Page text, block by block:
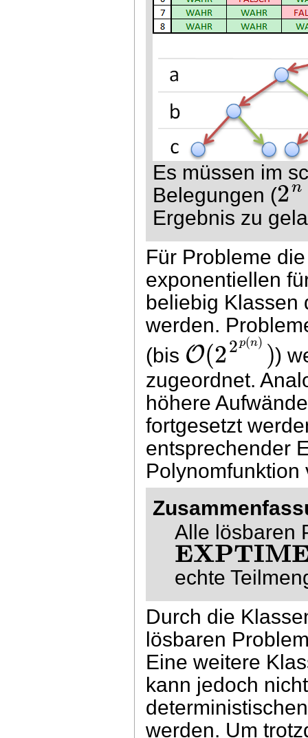
Es müssen im
Belegungen (2n
Ergebnis zu
Für Probleme
exponentiellen
beliebig Klassen
werden.
(bis O(22p(n) ))
zugeordnet.
höhere
fortgesetzt
entsprechender
Alle lösbaren
echte
Durch die
lösbaren
Eine weitere
kann jedoch
werden. Um